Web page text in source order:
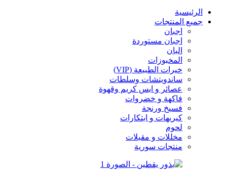
الرئيسية
جميع المنتجات
اجبان
اجبان مستوردة
البان
المخبوزات
خيرات الطبيعة (VIP)
ساندويتشات وسلطات
عصائر و ايس كريم وقهوة
فاكهة و خضروات
فسيخ ورنجة
كيريهات و ابتكارات
لحوم
مخللات و مقبلات
منتجات سورية